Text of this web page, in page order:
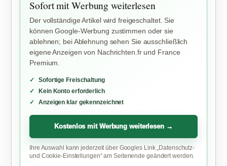
Sofort mit Werbung weiterlesen
Der vollständige Artikel wird freigeschaltet. Sie
können Google-Werbung zustimmen oder sie
ablehnen; bei Ablehnung sehen Sie ausschließlich
eigene Anzeigen von Nachrichten.fr und France
Premium.
Sofortige Freischaltung
Kein Konto erforderlich
Anzeigen klar gekennzeichnet
Kostenlos mit Werbung weiterlesen →
Ihre Auswahl kann jederzeit über Googles Link „Datenschutz-
und Cookie-Einstellungen“ am Seitenende geändert werden.